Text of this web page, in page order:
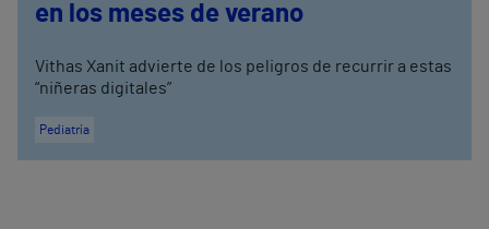
en los meses de verano
Vithas Xanit advierte de los peligros de recurrir a estas
“niñeras digitales”
Pediatría